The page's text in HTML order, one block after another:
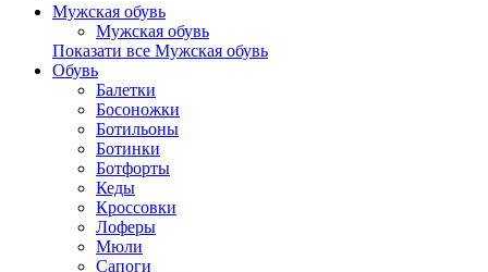
Мужская обувь
Мужская обувь
Показати все Мужская обувь
Обувь
Балетки
Босоножки
Ботильоны
Ботинки
Ботфорты
Кеды
Кроссовки
Лоферы
Мюли
Сапоги